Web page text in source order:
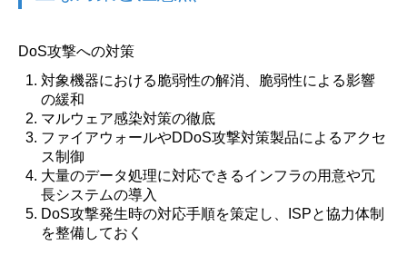
DoS攻撃への対策
対象機器における脆弱性の解消、脆弱性による影響
の緩和
マルウェア感染対策の徹底
ファイアウォールやDDoS攻撃対策製品によるアクセ
ス制御
大量のデータ処理に対応できるインフラの用意や冗
長システムの導入
DoS攻撃発生時の対応手順を策定し、ISPと協力体制
を整備しておく